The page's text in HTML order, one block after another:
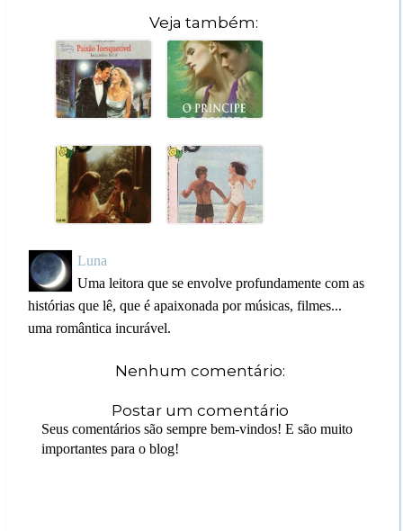
Veja também:
Luna
Uma leitora que se envolve profundamente com as
histórias que lê, que é apaixonada por músicas, filmes...
uma romântica incurável.
Nenhum comentário:
Postar um comentário
Seus comentários são sempre bem-vindos! E são muito
importantes para o blog!